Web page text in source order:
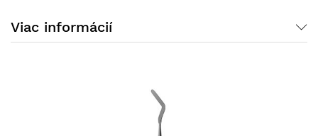
Viac informácií